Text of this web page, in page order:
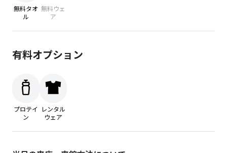
無料タオ
ル
無料ウェ
ア
有料オプション
プロテイ
ン
レンタル
ウェア